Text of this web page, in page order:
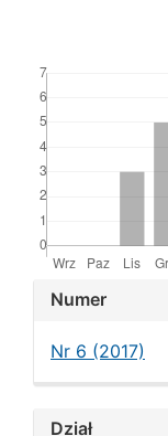
Article
Numer
Nr 6 (2017)
Dział